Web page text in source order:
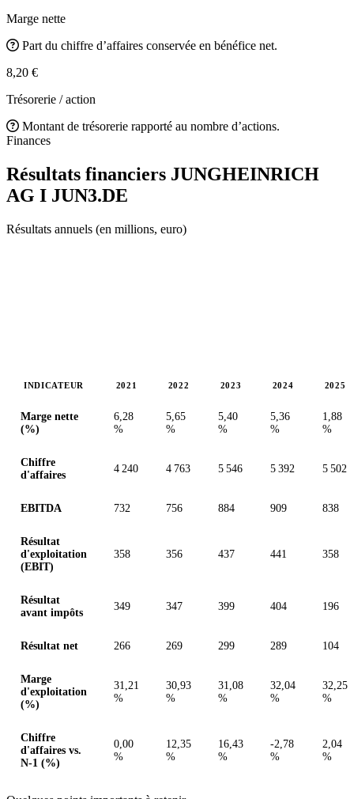
Marge nette
Part du chiffre d’affaires conservée en bénéfice net.
8,20 €
Trésorerie / action
Montant de trésorerie rapporté au nombre d’actions.
Finances
Résultats financiers JUNGHEINRICH
AG I JUN3.DE
Résultats annuels (en millions, euro)
INDICATEUR 2021 2022 2023 2024 2025
Marge nette
(%)
6,28
%
5,65
%
5,40
%
5,36
%
1,88
%
Chiffre
d'affaires
4 240 4 763 5 546 5 392 5 502
EBITDA 732 756 884 909 838
Résultat
d'exploitation
(EBIT)
358 356 437 441 358
Résultat
avant impôts
349 347 399 404 196
Résultat net 266 269 299 289 104
Marge
d'exploitation
(%)
31,21
%
30,93
%
31,08
%
32,04
%
32,25
%
Chiffre
d'affaires vs.
N-1 (%)
0,00
%
12,35
%
16,43
%
-2,78
%
2,04
%